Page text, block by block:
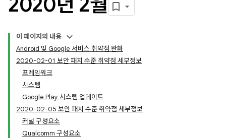
이 페이지의 내용
Android 및 Google 서비스 취약점 완화
2020-02-01 보안 패치 수준 취약점 세부정보
프레임워크
시스템
Google Play 시스템 업데이트
2020-02-05 보안 패치 수준 취약점 세부정보
커널 구성요소
Qualcomm 구성요소